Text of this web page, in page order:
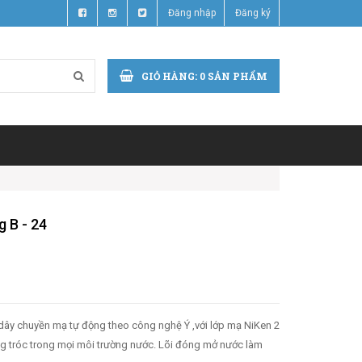
Đăng nhập Đăng ký
GIỎ HÀNG: 0 SẢN PHẨM
B - 24
chuyền mạ tự động theo công nghệ Ý ,với lớp mạ NiKen 2
tróc trong mọi môi trường nước. Lõi đóng mở nước làm